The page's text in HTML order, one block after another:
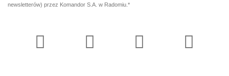
newsletterów) przez Komandor S.A. w Radomiu.*